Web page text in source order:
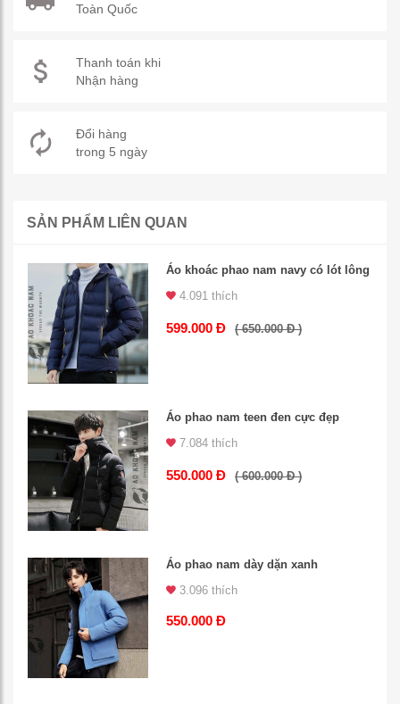
Toàn Quốc
Thanh toán khi
Nhận hàng
Đổi hàng
trong 5 ngày
SẢN PHẨM LIÊN QUAN
Áo khoác phao nam navy có lót lông
4.091 thích
599.000 Đ ( 650.000 Đ )
Áo phao nam teen đen cực đẹp
7.084 thích
550.000 Đ ( 600.000 Đ )
Áo phao nam dày dặn xanh
3.096 thích
550.000 Đ